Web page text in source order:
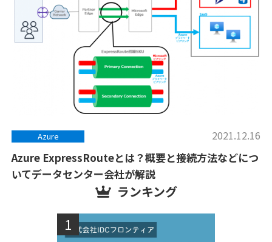
Azure 2021.12.16
Azure ExpressRouteとは？概要と接続方法などにつ
いてデータセンター会社が解説
ランキング